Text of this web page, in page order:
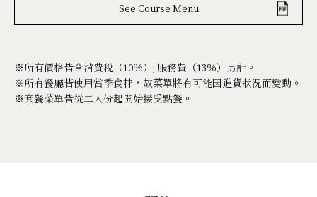
See Course Menu
※所有價格皆含消費稅（10％）; 服務費（13％）另計。
※所有餐廳皆使用當季食材，故菜單將有可能因進貨狀況而變動。
※套餐菜單皆從二人份起開始接受點餐。